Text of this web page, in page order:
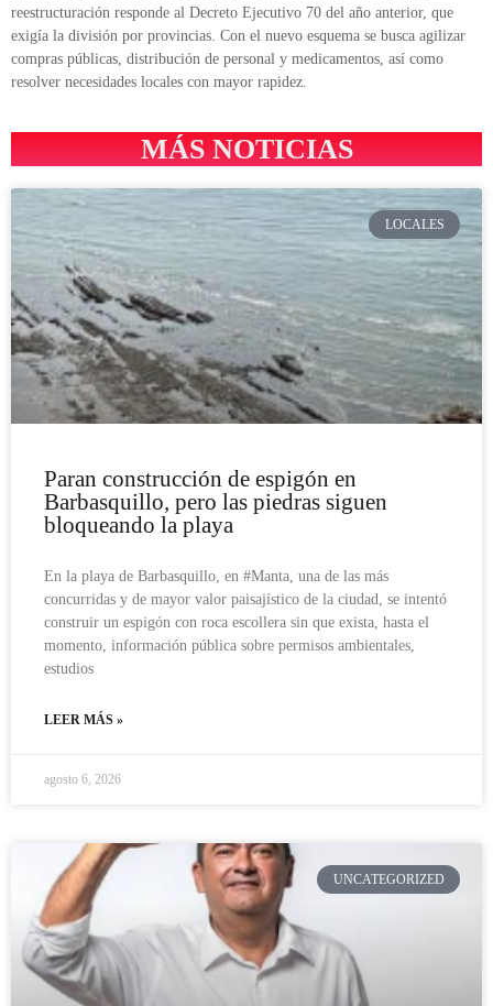
reestructuración responde al Decreto Ejecutivo 70 del año anterior, que
exigía la división por provincias. Con el nuevo esquema se busca agilizar
compras públicas, distribución de personal y medicamentos, así como
resolver necesidades locales con mayor rapidez.
MÁS NOTICIAS
LOCALES
Paran construcción de espigón en
Barbasquillo, pero las piedras siguen
bloqueando la playa
En la playa de Barbasquillo, en #Manta, una de las más
concurridas y de mayor valor paisajístico de la ciudad, se intentó
construir un espigón con roca escollera sin que exista, hasta el
momento, información pública sobre permisos ambientales,
estudios
LEER MÁS »
agosto 6, 2026
UNCATEGORIZED